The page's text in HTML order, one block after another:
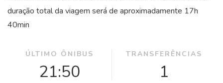
duração total da viagem será de aproximadamente 17h
40min
ÚLTIMO ÔNIBUS
21:50
TRANSFERÊNCIAS
1